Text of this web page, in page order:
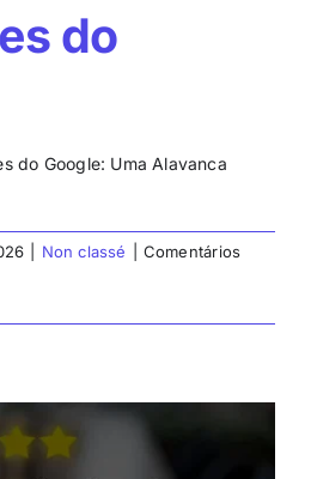
do
do Google: Uma Alavanca
Non classé
Comentários